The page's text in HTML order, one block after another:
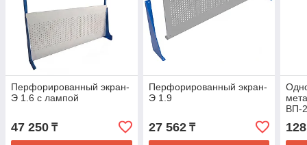
Перфорированный экран-
Э 1.6 с лампой
47 250 ₸
Перфорированный экран-
Э 1.9
27 562₸
ВП-